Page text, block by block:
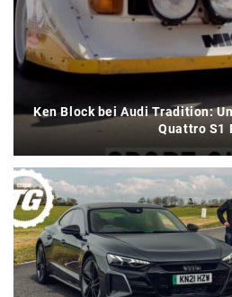
Ken Block bei Audi Tradition:
Quattro S1